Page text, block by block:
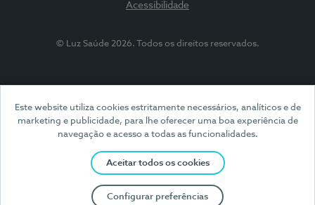
Este website utiliza cookies estritamente necessários, analíticos e de
marketing e publicidade, para lhe oferecer uma boa experiência de
navegação e acesso a todas as funcionalidades.
Aceitar todos os cookies
Configurar preferências
Acessibilidade
© Luz Saúde 2026. Todos os direitos reservados.